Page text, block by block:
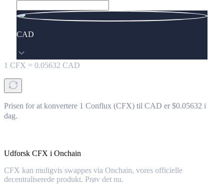
CAD
1 CFX = 0.05632 CAD
Prisen for at konvertere 1 Conflux (CFX) til CAD er $0.05632 i
dag.
Udforsk CFX i Onchain
CFX kan muligvis swappes via Onchain, vores officielle
decentraliserede produkt. Prøv det nu.